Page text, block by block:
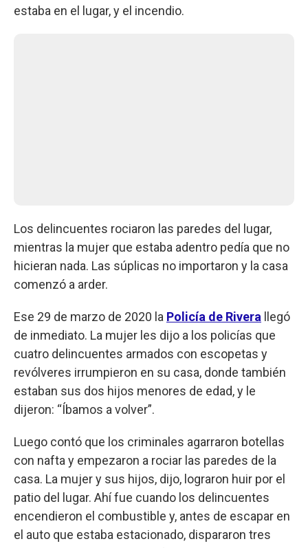
estaba en el lugar, y el incendio.
Los delincuentes rociaron las paredes del lugar,
mientras la mujer que estaba adentro pedía que no
hicieran nada. Las súplicas no importaron y la casa
comenzó a arder.
Ese 29 de marzo de 2020 la Policía de Rivera llegó
de inmediato. La mujer les dijo a los policías que
cuatro delincuentes armados con escopetas y
revólveres irrumpieron en su casa, donde también
estaban sus dos hijos menores de edad, y le
dijeron: “Íbamos a volver”.
Luego contó que los criminales agarraron botellas
con nafta y empezaron a rociar las paredes de la
casa. La mujer y sus hijos, dijo, lograron huir por el
patio del lugar. Ahí fue cuando los delincuentes
encendieron el combustible y, antes de escapar en
el auto que estaba estacionado, dispararon tres